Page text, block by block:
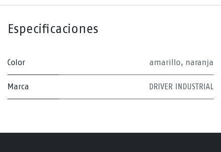
Especificaciones
Color amarillo, naranja
Marca DRIVER INDUSTRIAL